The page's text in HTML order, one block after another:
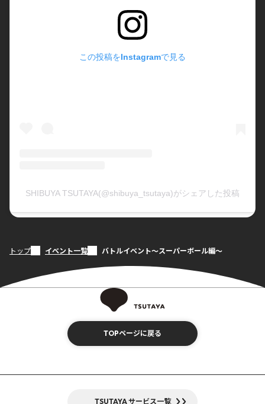
トップ イベント一覧 バトルイベント～スーパーボール編～
この投稿をInstagramで見る
SHIBUYA TSUTAYA(@shibuya_tsutaya)がシェアした投稿
TOPページに戻る
TSUTAYA サービス一覧